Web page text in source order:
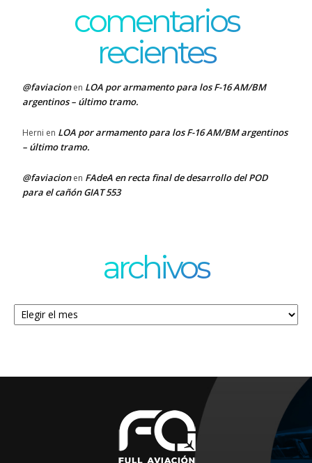
comentarios
recientes
@faviacionen LOA por armamento para los F-16 AM/BM
argentinos – último tramo.
Herni en LOA por armamento para los F-16 AM/BM argentinos
– último tramo.
@faviacionen FAdeA en recta final de desarrollo del POD
para el cañón GIAT 553
archivos
Archivos